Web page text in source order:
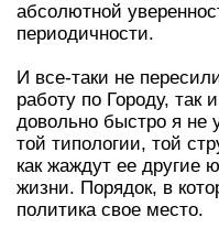
абсолютной
периодичности.
И все-таки не
работу по Городу,
довольно быстро я не
той типологии, той
как жаждут ее другие
жизни. Порядок, в
политика свое место.